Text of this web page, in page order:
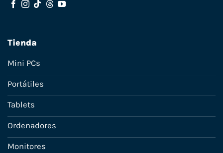
Tienda
Mini PCs
Portátiles
Tablets
Ordenadores
Monitores